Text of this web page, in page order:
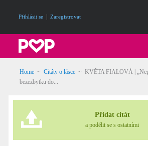
Přihlásit se Zaregistrovat
Home ~ Citáty o lásce ~ KVĚTA FIALOVÁ |
bezezbytku do...
Přidat citát
a podělit se s ostatními